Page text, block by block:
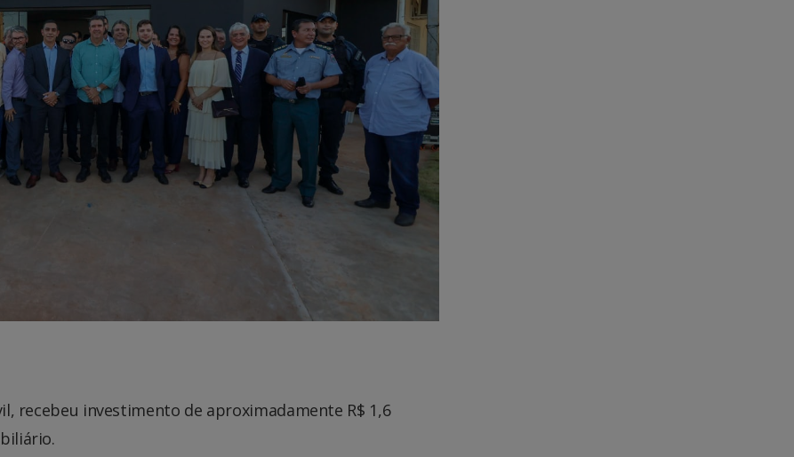
recebeu investimento de aproximadamente R$ 1,6